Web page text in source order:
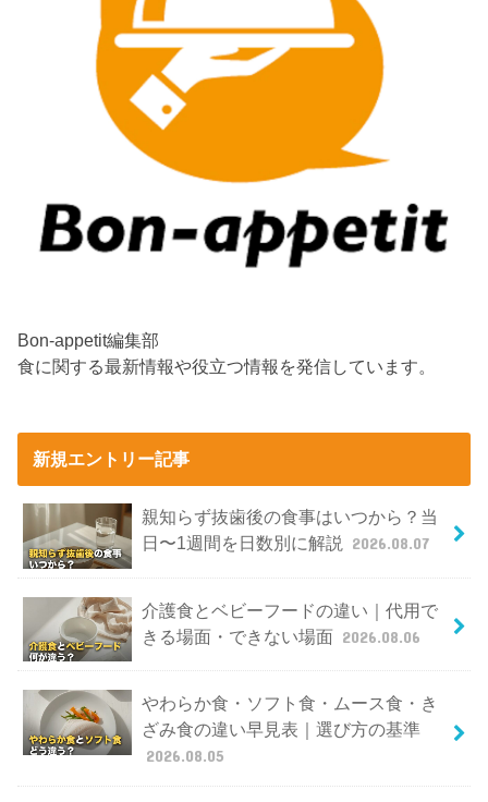
Bon-appetit編集部
食に関する最新情報や役立つ情報を発信しています。
新規エントリー記事
親知らず抜歯後の食事はいつから？当
日〜1週間を日数別に解説
2026.08.07
介護食とベビーフードの違い｜代用で
きる場面・できない場面 2026.08.06
やわらか食・ソフト食・ムース食・き
ざみ食の違い早見表｜選び方の基準
2026.08.05